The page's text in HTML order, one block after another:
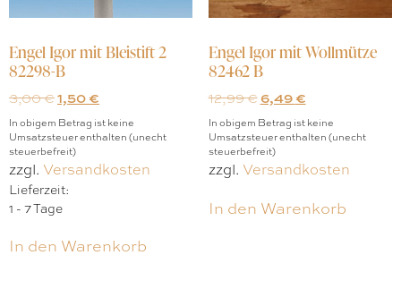
Engel Igor mit Bleistift 2
82298-B
3,00€1,50€
In obigem Betrag ist keine
Umsatzsteuer enthalten (unecht
steuerbefreit)
zzgl. Versandkosten
Lieferzeit:
1 - 7 Tage
In den Warenkorb
Engel Igor mit Wollmütze
82462 B
12,99€ 6,49€
In obigem Betrag ist keine
Umsatzsteuer enthalten (unecht
steuerbefreit)
zzgl. Versandkosten
In den Warenkorb